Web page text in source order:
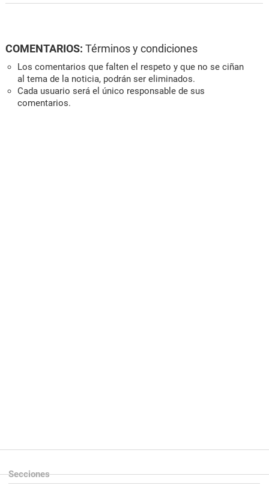
COMENTARIOS: Términos y condiciones
Los comentarios que falten el respeto y que no se ciñan
al tema de la noticia, podrán ser eliminados.
Cada usuario será el único responsable de sus
comentarios.
Secciones